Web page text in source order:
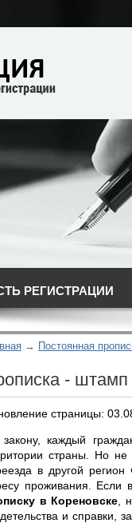
РЕГИСТРАЦИИ
Постоянная
- штамп
страницы:
каждый
страны. Но
в другой регион
проживания. Если
в Кореновске ,
и справки,